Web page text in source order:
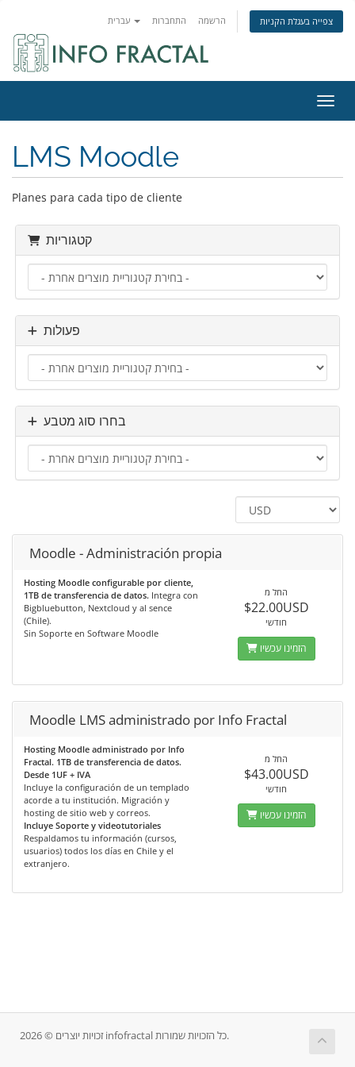
התחברות הרשמה צפייה בעגלת הקניות
LMS Moodle
Planes para cada tipo de cliente
קטגוריות
פעולות
בחרו סוג מטבע
Moodle - Administración propia
Hosting Moodle configurable por cliente,
1TB de transferencia de datos. Integra con
Bigbluebutton, Nextcloud y al sence
(Chile).
Sin Soporte en Software Moodle
החל מ
$22.00USD
חודשי
הזמינו עכשיו
Moodle LMS administrado por Info Fractal
Hosting Moodle administrado por Info
Fractal. 1TB de transferencia de datos.
Desde 1UF + IVA
Incluye la configuración de un templado
acorde a tu institución. Migración y
hosting de sitio web y correos.
Incluye Soporte y videotutoriales
Respaldamos tu información (cursos,
usuarios) todos los días en Chile y el
extranjero.
החל מ
$43.00USD
חודשי
הזמינו עכשיו
זכויות יוצרים © 2026 infofractal כל הזכויות שמורות.